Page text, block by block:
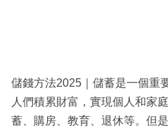
區
儲錢方法2025｜儲蓄是一個重
人們積累財富，實現個人和家
蓄、購房、教育、退休等。但